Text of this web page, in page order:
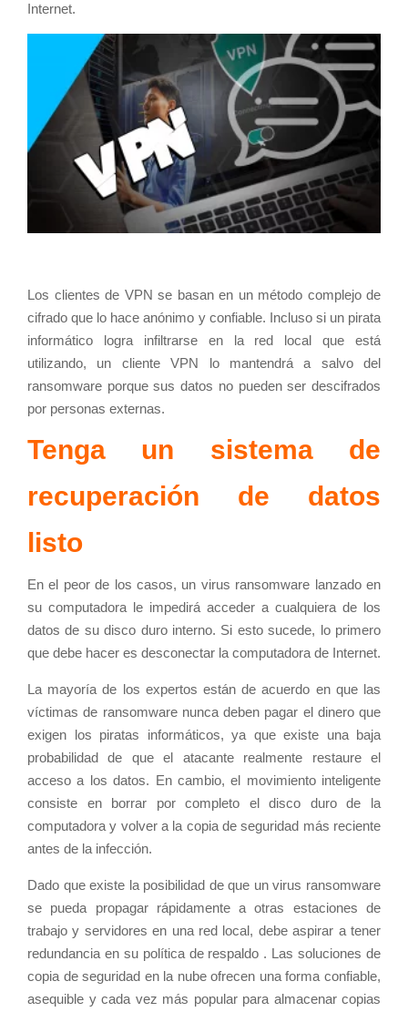
Internet.
Los clientes de VPN se basan en un método complejo de
cifrado que lo hace anónimo y confiable. Incluso si un pirata
informático logra infiltrarse en la red local que está
utilizando, un cliente VPN lo mantendrá a salvo del
ransomware porque sus datos no pueden ser descifrados
por personas externas.
Tenga un sistema de
recuperación de datos
listo
En el peor de los casos, un virus ransomware lanzado en
su computadora le impedirá acceder a cualquiera de los
datos de su disco duro interno. Si esto sucede, lo primero
que debe hacer es desconectar la computadora de Internet.
La mayoría de los expertos están de acuerdo en que las
víctimas de ransomware nunca deben pagar el dinero que
exigen los piratas informáticos, ya que existe una baja
probabilidad de que el atacante realmente restaure el
acceso a los datos. En cambio, el movimiento inteligente
consiste en borrar por completo el disco duro de la
computadora y volver a la copia de seguridad más reciente
antes de la infección.
Dado que existe la posibilidad de que un virus ransomware
se pueda propagar rápidamente a otras estaciones de
trabajo y servidores en una red local, debe aspirar a tener
redundancia en su política de respaldo . Las soluciones de
copia de seguridad en la nube ofrecen una forma confiable,
asequible y cada vez más popular para almacenar copias